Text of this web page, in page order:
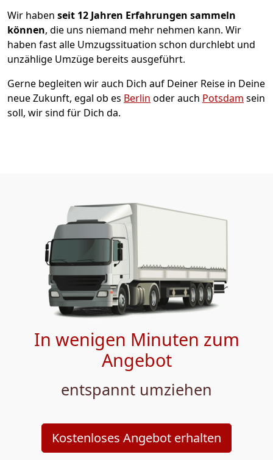
Wir haben seit 12 Jahren Erfahrungen sammeln
können, die uns niemand mehr nehmen kann. Wir
haben fast alle Umzugssituation schon durchlebt und
unzählige Umzüge bereits ausgeführt.
Gerne begleiten wir auch Dich auf Deiner Reise in Deine
neue Zukunft, egal ob es Berlin oder auch Potsdam sein
soll, wir sind für Dich da.
In wenigen Minuten zum
Angebot
entspannt umziehen
Kostenloses Angebot erhalten